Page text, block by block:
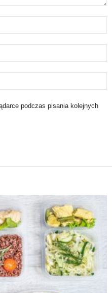
podczas pisania kolejnych